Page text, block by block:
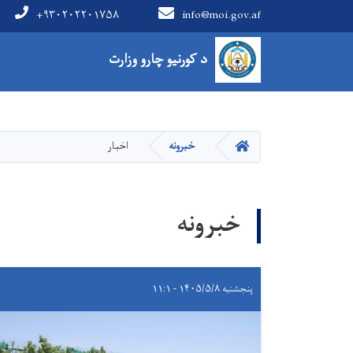
info@moi.gov.af +۹۳۰۲۰۲۲۰۱۷۵۸
د کورنیو چارو وزارتMain Menu
کور خبرونه اخبار
خبرونه
پنجشنبه ۱۴۰۵/۵/۸ - ۱۱:۱